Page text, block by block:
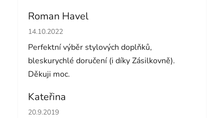
Roman Havel
Hodnocení obchodu je 5 z 5 hvězdiček.
14.10.2022
Perfektní výběr stylových doplňků,
bleskurychlé doručení (i díky Zásilkovně).
Děkuji moc.
Kateřina
Hodnocení obchodu je 5 z 5 hvězdiček.
20.9.2019